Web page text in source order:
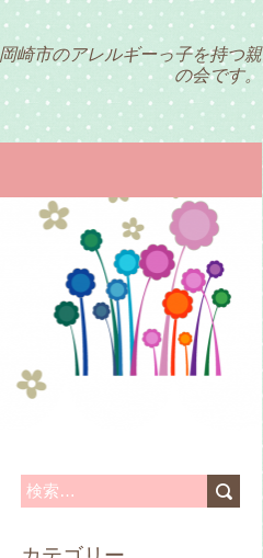
崎市のアレルギーっ子を持つ親
の会です。
検